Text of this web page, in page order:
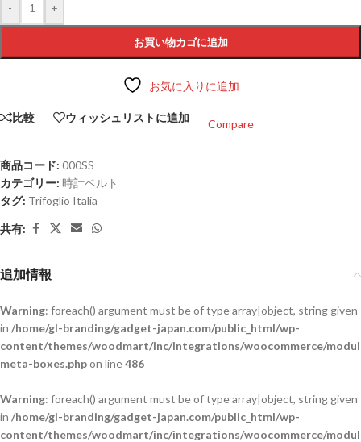
- +
お買い物カゴに追加
お気に入りに追加
比較 ウィッシュリストに追加
Compare
商品コード: 000SS
カテゴリー: 時計ベルト
タグ: Trifoglio Italia
共有:
追加情報
Warning: foreach() argument must be of type array|object, string given
in /home/gl-branding/gadget-japan.com/public_html/wp-
content/themes/woodmart/inc/integrations/woocommerce/
meta-boxes.phpon line486
Warning: foreach() argument must be of type array|object, string given
in /home/gl-branding/gadget-japan.com/public_html/wp-
content/themes/woodmart/inc/integrations/woocommerce/